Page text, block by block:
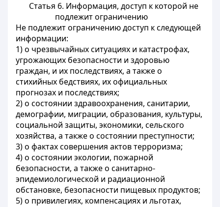
Статья 6. Информация, доступ к которой не
подлежит ограничению
Не подлежит ограничению доступ к следующей
информации:
1) о чрезвычайных ситуациях и катастрофах,
угрожающих безопасности и здоровью
граждан, и их последствиях, а также о
стихийных бедствиях, их официальных
прогнозах и последствиях;
2) о состоянии здравоохранения, санитарии,
демографии, миграции, образования, культуры,
социальной защиты, экономики, сельского
хозяйства, а также о состоянии преступности;
3) о фактах совершения актов терроризма;
4) о состоянии экологии, пожарной
безопасности, а также о санитарно-
эпидемиологической и радиационной
обстановке, безопасности пищевых продуктов;
5) о привилегиях, компенсациях и льготах,